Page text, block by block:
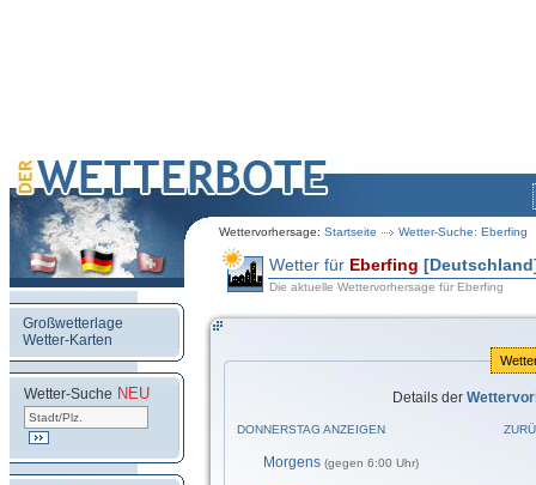
Wettervorhersage: Startseite Wetter-Suche: Eberfing
Großwetterlage
Wetter-Karten
Wetter-Suche NEU
Wetter für Eberfing
Die aktuelle Wettervorhersage für Eberfing
Details der
DONNERSTAG ANZEIGEN
Morgens (gegen 6:00 Uhr)